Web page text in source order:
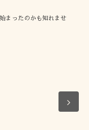
まったのかも知れませ